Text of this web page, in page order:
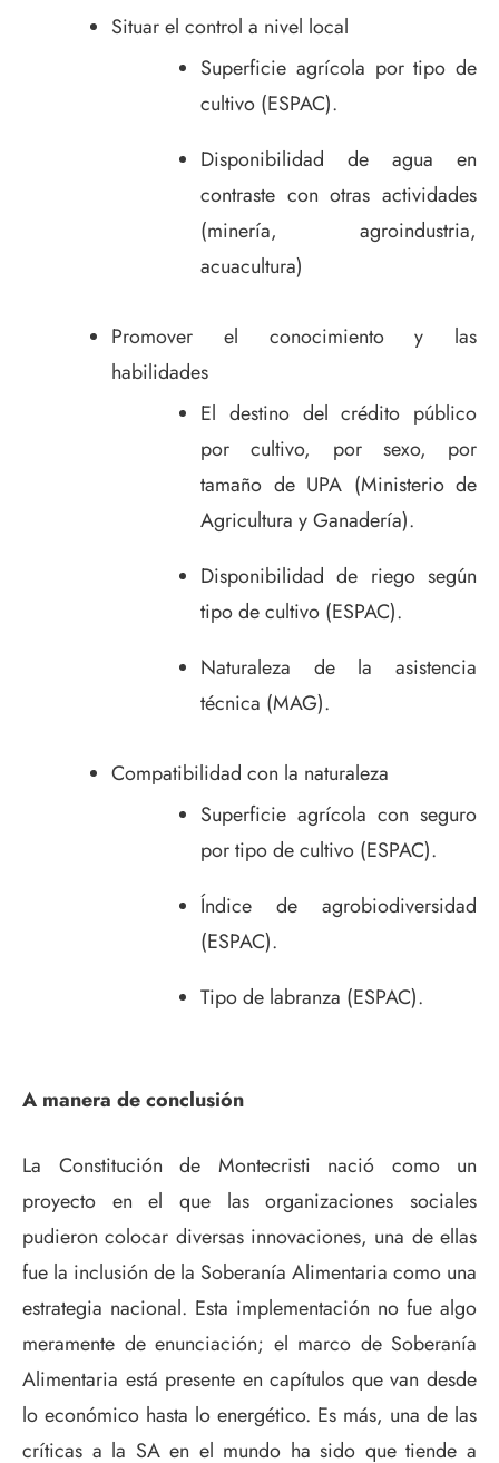
Situar el control a nivel local
Superficie agrícola por tipo de
cultivo (ESPAC).
Disponibilidad de agua en
contraste con otras actividades
(minería, agroindustria,
acuacultura)
Promover el conocimiento y las
habilidades
El destino del crédito público
por cultivo, por sexo, por
tamaño de UPA (Ministerio de
Agricultura y Ganadería).
Disponibilidad de riego según
tipo de cultivo (ESPAC).
Naturaleza de la asistencia
técnica (MAG).
Compatibilidad con la naturaleza
Superficie agrícola con seguro
por tipo de cultivo (ESPAC).
Índice de agrobiodiversidad
(ESPAC).
Tipo de labranza (ESPAC).
A manera de conclusión
La Constitución de Montecristi nació como un
proyecto en el que las organizaciones sociales
pudieron colocar diversas innovaciones, una de ellas
fue la inclusión de la Soberanía Alimentaria como una
estrategia nacional. Esta implementación no fue algo
meramente de enunciación; el marco de Soberanía
Alimentaria está presente en capítulos que van desde
lo económico hasta lo energético. Es más, una de las
críticas a la SA en el mundo ha sido que tiende a